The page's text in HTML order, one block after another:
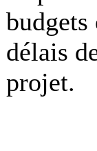
budgets
délais
projet.